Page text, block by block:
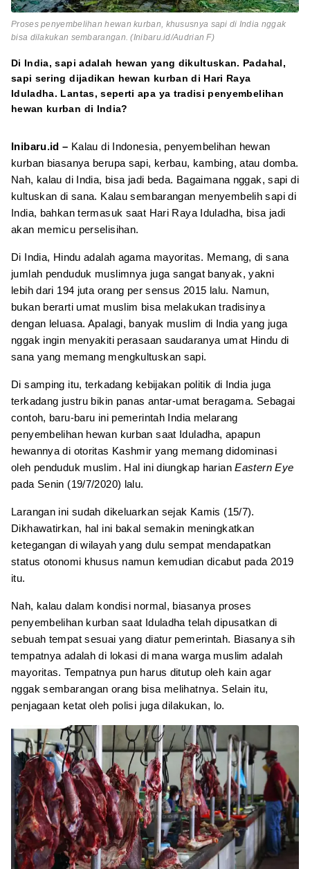
Proses penyembelihan hewan kurban, khususnya sapi di India nggak
bisa dilakukan sembarangan. (Inibaru.id/Audrian F)
Di India, sapi adalah hewan yang dikultuskan. Padahal,
sapi sering dijadikan hewan kurban di Hari Raya
Iduladha. Lantas, seperti apa ya tradisi penyembelihan
hewan kurban di India?
Inibaru.id – Kalau di Indonesia, penyembelihan hewan
kurban biasanya berupa sapi, kerbau, kambing, atau domba.
Nah, kalau di India, bisa jadi beda. Bagaimana nggak, sapi di
kultuskan di sana. Kalau sembarangan menyembelih sapi di
India, bahkan termasuk saat Hari Raya Iduladha, bisa jadi
akan memicu perselisihan.
Di India, Hindu adalah agama mayoritas. Memang, di sana
jumlah penduduk muslimnya juga sangat banyak, yakni
lebih dari 194 juta orang per sensus 2015 lalu. Namun,
bukan berarti umat muslim bisa melakukan tradisinya
dengan leluasa. Apalagi, banyak muslim di India yang juga
nggak ingin menyakiti perasaan saudaranya umat Hindu di
sana yang memang mengkultuskan sapi.
Di samping itu, terkadang kebijakan politik di India juga
terkadang justru bikin panas antar-umat beragama. Sebagai
contoh, baru-baru ini pemerintah India melarang
penyembelihan hewan kurban saat Iduladha, apapun
hewannya di otoritas Kashmir yang memang didominasi
oleh penduduk muslim. Hal ini diungkap harianEastern Eye
pada Senin (19/7/2020) lalu.
Larangan ini sudah dikeluarkan sejak Kamis (15/7).
Dikhawatirkan, hal ini bakal semakin meningkatkan
ketegangan di wilayah yang dulu sempat mendapatkan
status otonomi khusus namun kemudian dicabut pada 2019
itu.
Nah, kalau dalam kondisi normal, biasanya proses
penyembelihan kurban saat Iduladha telah dipusatkan di
sebuah tempat sesuai yang diatur pemerintah. Biasanya sih
tempatnya adalah di lokasi di mana warga muslim adalah
mayoritas. Tempatnya pun harus ditutup oleh kain agar
nggak sembarangan orang bisa melihatnya. Selain itu,
penjagaan ketat oleh polisi juga dilakukan, lo.